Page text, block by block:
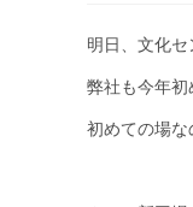
明日、文化セ
弊社も今年初
初めての場